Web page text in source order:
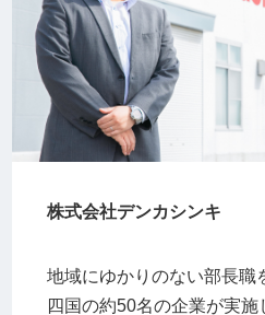
株式会社デンカシンキ
地域にゆかりのない部長職
四国の約50名の企業が実